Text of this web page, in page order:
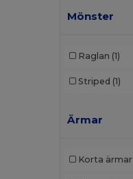
Mönster
Raglan (1)
Striped (1)
Ärmar
Korta ärmar